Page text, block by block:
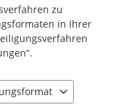
zu
in Ihrer